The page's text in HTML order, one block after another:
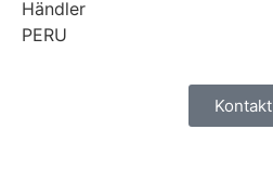
Händler
PERU
Kontakt